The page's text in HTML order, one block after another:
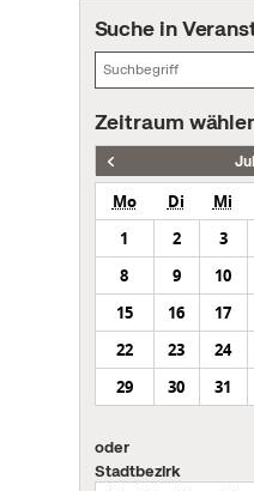
Suche in
Zeitraum
Mo Di Mi
1
2 3
8
9 10
15
16 17
22
23 24
29
30 31
oder
Stadtbezirk